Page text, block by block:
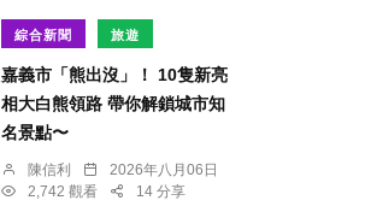
綜合新聞 旅遊
嘉義市「熊出沒」！ 10隻新亮
相大白熊領路 帶你解鎖城市知
名景點〜
陳信利
2026年八月06日
2,742 觀看
14 分享